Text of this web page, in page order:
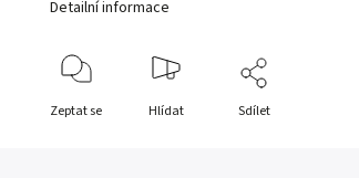
Detailní informace
Zeptat se Hlídat Sdílet